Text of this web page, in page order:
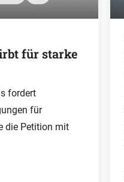
für starke
fordert
für
die Petition mit